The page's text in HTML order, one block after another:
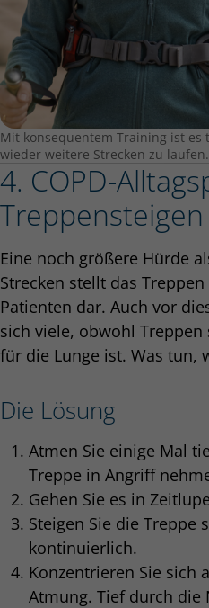
Mit konsequentem Training ist es
wieder weitere Strecken zu laufen.
4. COPD-
Treppensteigen
Eine noch größere Hürde
Strecken stellt das
Patienten dar. Auch vor
sich viele, obwohl
für die Lunge ist. Was tun,
Die Lösung
Atmen Sie einige Mal
Treppe in Angriff
Gehen Sie es in
Steigen Sie die Treppe
kontinuierlich.
Konzentrieren Sie sich
Atmung. Tief durch die